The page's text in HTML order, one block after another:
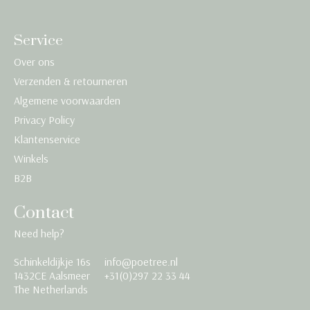
Service
Over ons
Verzenden & retourneren
Algemene voorwaarden
Privacy Policy
Klantenservice
Winkels
B2B
Contact
Need help?
Schinkeldijkje 16s
1432CE Aalsmeer
The Netherlands
info@poetree.nl
+31(0)297 22 33 44